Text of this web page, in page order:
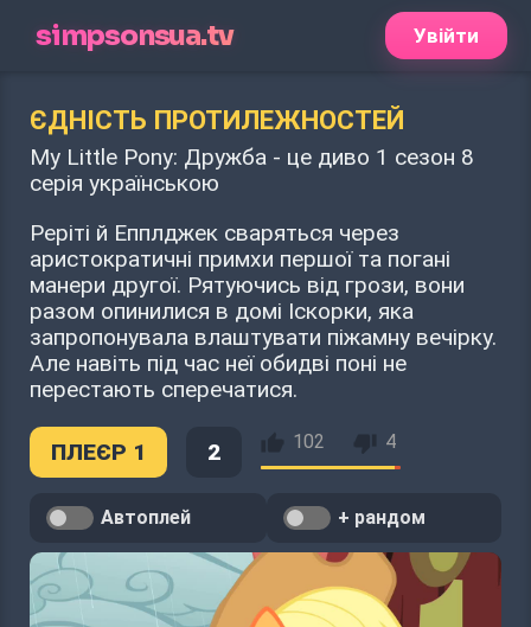
simpsonsua.tv Увійти
ЄДНІСТЬ ПРОТИЛЕЖНОСТЕЙ
My Little Pony: Дружба - це диво 1 сезон 8
серія українською
Реріті й Епплджек сваряться через
аристократичні примхи першої та погані
манери другої. Рятуючись від грози, вони
разом опинилися в домі Іскорки, яка
запропонувала влаштувати піжамну вечірку.
Але навіть під час неї обидві поні не
перестають сперечатися.
ПЛЕЄР 1 2 102 4
Автоплей + рандом